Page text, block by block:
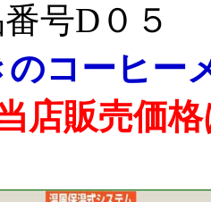
番号D０
コーヒー
店販売価